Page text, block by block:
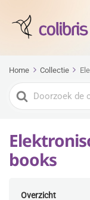
Home Collectie
Zoeken
naar
books
Overzicht